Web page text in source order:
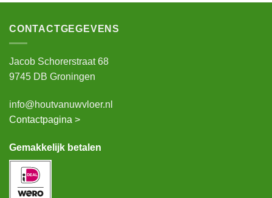
CONTACTGEGEVENS
Jacob Schorerstraat 68
9745 DB Groningen
info@houtvanuwvloer.nl
Contactpagina >
Gemakkelijk betalen